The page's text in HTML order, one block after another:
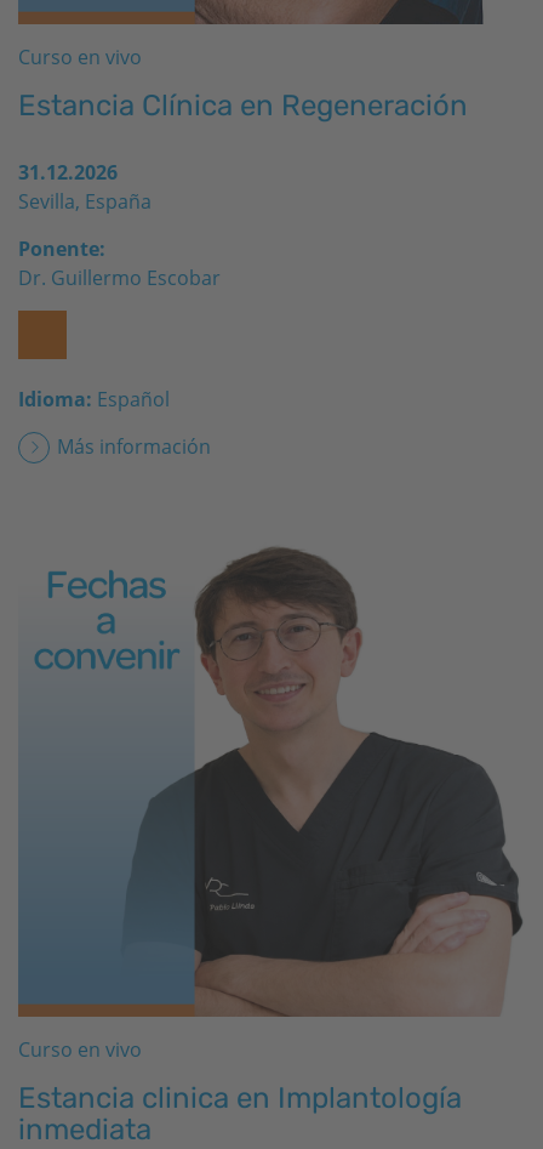
Curso en vivo
Estancia Clínica en Regeneración
31.12.2026
Sevilla, España
Ponente:
Dr. Guillermo Escobar
Idioma: Español
Más información
Curso en vivo
Estancia clinica en Implantología
inmediata